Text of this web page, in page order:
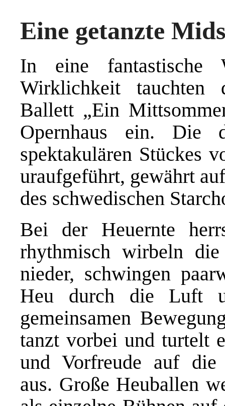
Eine getanzte
In eine fantastische
Wirklichkeit tauchten
Ballett „Ein
Opernhaus ein. Die
spektakulären Stückes
uraufgeführt, gewährt
des schwedischen
Bei der Heuernte
rhythmisch wirbeln
nieder, schwingen
Heu durch die Luft
gemeinsamen
tanzt vorbei und turtelt
und Vorfreude auf die
aus. Große Heuballen